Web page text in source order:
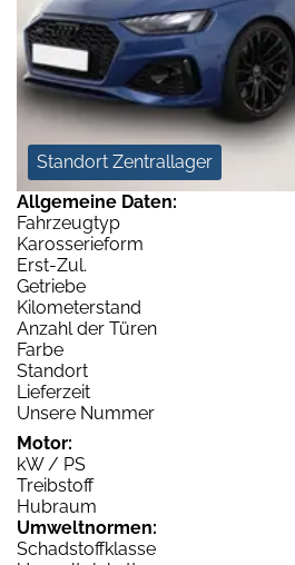
Standort Zentrallager
Allgemeine Daten:
Fahrzeugtyp
Karosserieform
Erst-Zul.
Getriebe
Kilometerstand
Anzahl der Türen
Farbe
Standort
Lieferzeit
Unsere Nummer
Motor:
kW / PS
Treibstoff
Hubraum
Umweltnormen:
Schadstoffklasse